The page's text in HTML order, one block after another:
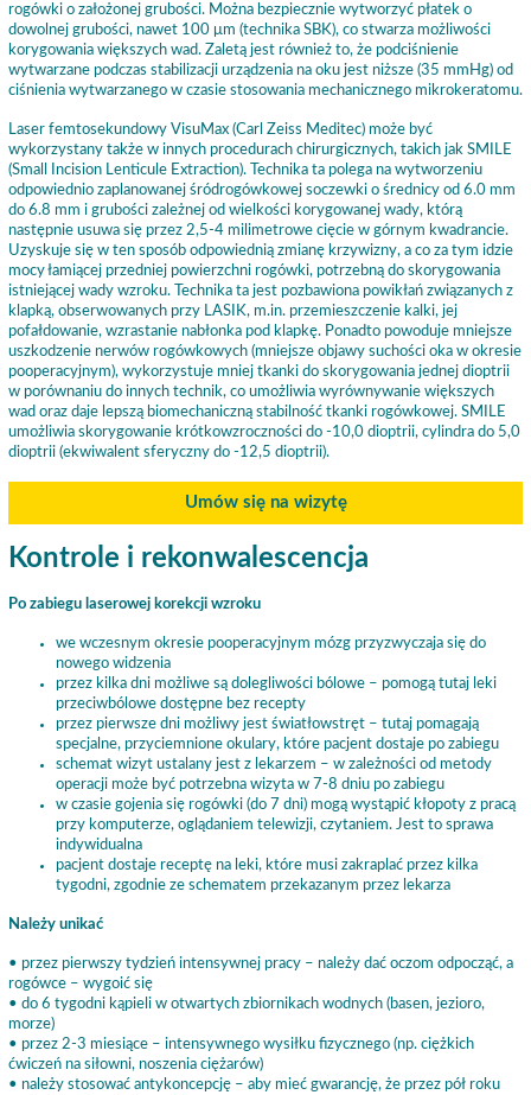
rogówki o założonej grubości. Można bezpiecznie wytworzyć płatek o
dowolnej grubości, nawet 100 μm (technika SBK), co stwarza możliwości
korygowania większych wad. Zaletą jest również to, że podciśnienie
wytwarzane podczas stabilizacji urządzenia na oku jest niższe (35 mmHg) od
ciśnienia wytwarzanego w czasie stosowania mechanicznego mikrokeratomu.
Laser femtosekundowy VisuMax (Carl Zeiss Meditec) może być
wykorzystany także w innych procedurach chirurgicznych, takich jak SMILE
(Small Incision Lenticule Extraction). Technika ta polega na wytworzeniu
odpowiednio zaplanowanej śródrogówkowej soczewki o średnicy od 6.0 mm
do 6.8 mm i grubości zależnej od wielkości korygowanej wady, którą
następnie usuwa się przez 2,5-4 milimetrowe cięcie w górnym kwadrancie.
Uzyskuje się w ten sposób odpowiednią zmianę krzywizny, a co za tym idzie
mocy łamiącej przedniej powierzchni rogówki, potrzebną do skorygowania
istniejącej wady wzroku. Technika ta jest pozbawiona powikłań związanych z
klapką, obserwowanych przy LASIK, m.in. przemieszczenie kalki, jej
pofałdowanie, wzrastanie nabłonka pod klapkę. Ponadto powoduje mniejsze
uszkodzenie nerwów rogówkowych (mniejsze objawy suchości oka w okresie
pooperacyjnym), wykorzystuje mniej tkanki do skorygowania jednej dioptrii
w porównaniu do innych technik, co umożliwia wyrównywanie większych
wad oraz daje lepszą biomechaniczną stabilność tkanki rogówkowej. SMILE
umożliwia skorygowanie krótkowzroczności do -10,0 dioptrii, cylindra do 5,0
dioptrii (ekwiwalent sferyczny do -12,5 dioptrii).
Umów się na wizytę
Kontrole i rekonwalescencja
Po zabiegu laserowej korekcji wzroku
we wczesnym okresie pooperacyjnym mózg przyzwyczaja się do
nowego widzenia
przez kilka dni możliwe są dolegliwości bólowe – pomogą tutaj leki
przeciwbólowe dostępne bez recepty
przez pierwsze dni możliwy jest światłowstręt – tutaj pomagają
specjalne, przyciemnione okulary, które pacjent dostaje po zabiegu
schemat wizyt ustalany jest z lekarzem – w zależności od metody
operacji może być potrzebna wizyta w 7-8 dniu po zabiegu
w czasie gojenia się rogówki (do 7 dni) mogą wystąpić kłopoty z pracą
przy komputerze, oglądaniem telewizji, czytaniem. Jest to sprawa
indywidualna
pacjent dostaje receptę na leki, które musi zakraplać przez kilka
tygodni, zgodnie ze schematem przekazanym przez lekarza
Należy unikać
• przez pierwszy tydzień intensywnej pracy – należy dać oczom odpocząć, a
rogówce – wygoić się
• do 6 tygodni kąpieli w otwartych zbiornikach wodnych (basen, jezioro,
morze)
• przez 2-3 miesiące – intensywnego wysiłku fizycznego (np. ciężkich
ćwiczeń na siłowni, noszenia ciężarów)
• należy stosować antykoncepcję – aby mieć gwarancję, że przez pół roku